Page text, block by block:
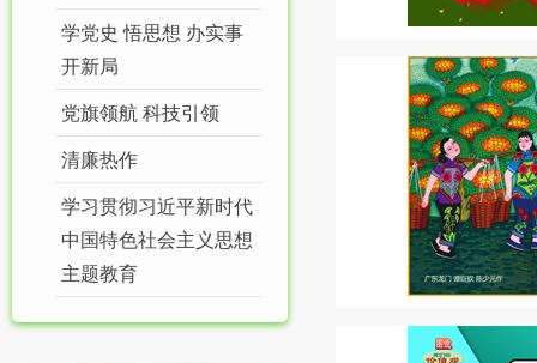
学党史 悟思想 办实事
开新局
党旗领航 科技引领
清廉热作
学习贯彻习近平新时代
中国特色社会主义思想
主题教育